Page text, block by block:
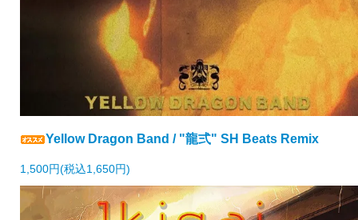
Yellow Dragon Band / "龍弍" SH Beats Remix
1,500円(税込1,650円)